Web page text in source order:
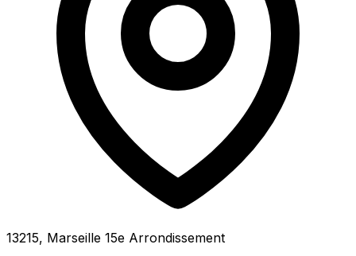
13215, Marseille 15e Arrondissement